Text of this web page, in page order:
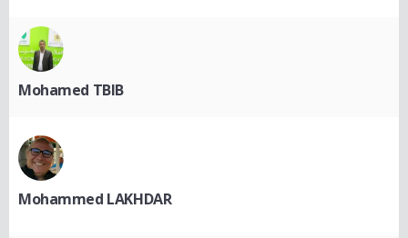
Mohamed TBIB
Mohammed LAKHDAR